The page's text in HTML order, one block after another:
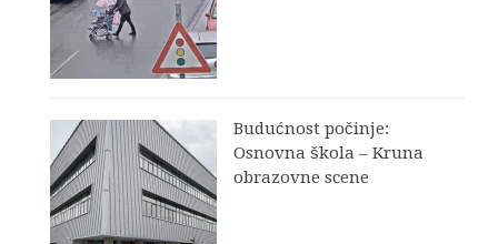
Budućnost počinje:
Osnovna škola – Kruna
obrazovne scene